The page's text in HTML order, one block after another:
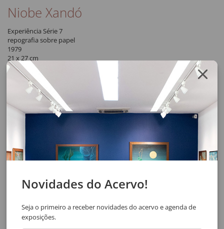
Niobe Xandó
Experiência Série 7
repografia sobre papel
1979
21 x 27 cm
assinatura ao centro
Participou da exposição "Niobe Xandó - A arte de subverter a ordem
das coisas", na
Pinacoteca do Estado de São Paulo, 2007. Reproduzida no catálogo da
mostra, pág. 191.
Solicite o orçamento da obra clicando no botão abaixo, após
confirmar o pedido de solicitação a resposta será enviada por email.
SOLICITAR VIA WHATSAPP
Compartilhar
Novidades do Acervo!
Seja o primeiro a receber novidades do acervo e agenda de
exposições.